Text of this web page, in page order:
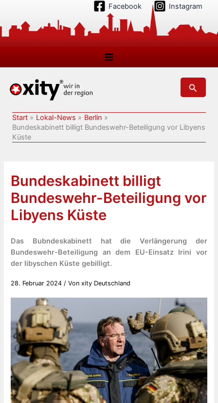
springen
Facebook Instagram
Suchen
Start Lokal-News
Berlin
Bundeskabinett billigt Bundeswehr-Beteiligung vor Libyens
Küste
Bundeskabinett billigt
Bundeswehr-Beteiligung vor
Libyens Küste
Das Bubndeskabinett hat die Verlängerung der
Bundeswehr-Beteiligung an dem EU-Einsatz Irini vor
der libyschen Küste gebilligt.
28. Februar 2024 / Vonxity Deutschland